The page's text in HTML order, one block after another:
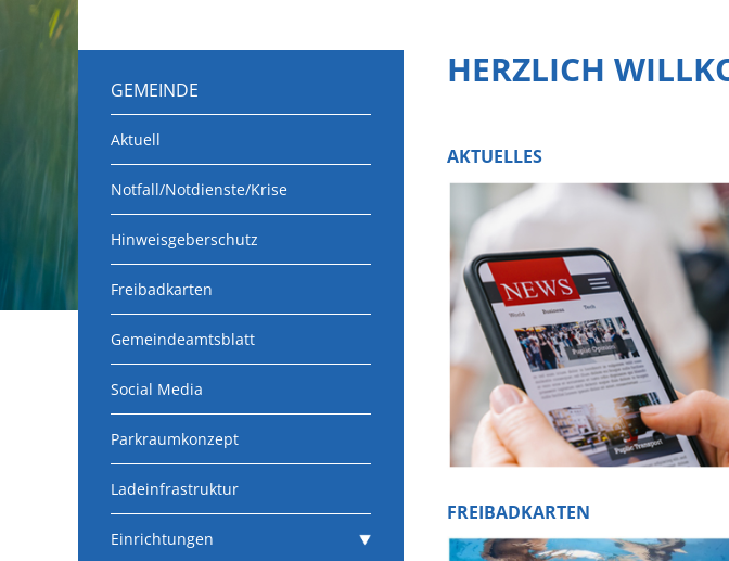
GEMEINDE
Aktuell
Notfall/Notdienste/Krise
Hinweisgeberschutz
Freibadkarten
Gemeindeamtsblatt
Social Media
Parkraumkonzept
Ladeinfrastruktur
Einrichtungen
HERZLICH
AKTUELLES
FREIBADKARTEN